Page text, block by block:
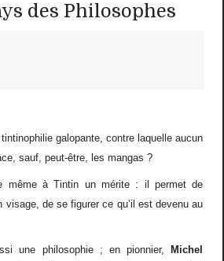
des Philosophes
galopante, contre laquelle aucun
sauf, peut-être, les mangas ?
mêmeà Tintin un mérite: il permet de
visage, de se figurer ce qu’il est devenu au
une philosophie; en pionnier,
Michel